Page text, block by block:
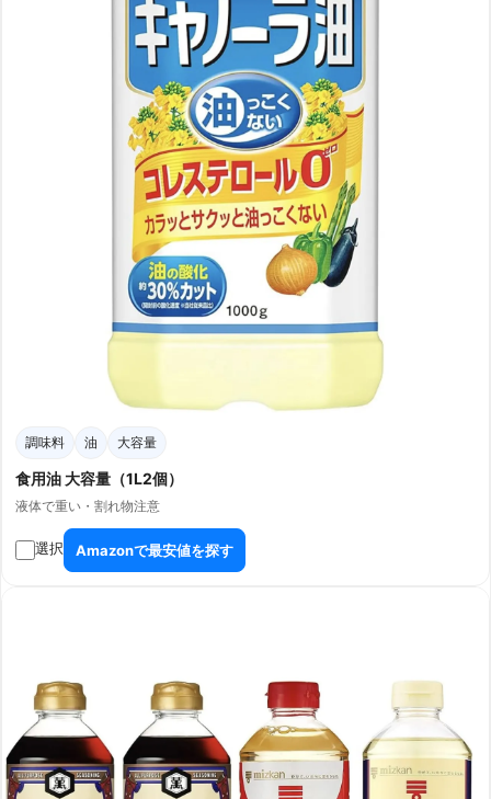
調味料 油 大容量
食用油 大容量（1L2個）
液体で重い・割れ物注意
選択 Amazonで最安値を探す